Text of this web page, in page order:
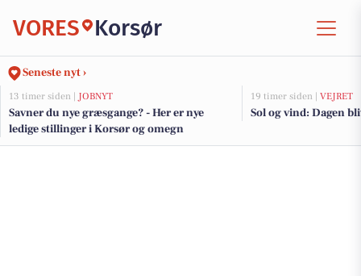
VORES Korsør
Seneste nyt ›
13 timer siden | JOBNYT
Savner du nye græsgange? - Her er nye
ledige stillinger i Korsør og omegn
19 timer siden | VEJRET
Sol og vind: Dagen